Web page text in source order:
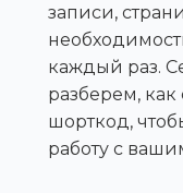
записи,
каждый раз.
разберем, как
шорткод,
работу с